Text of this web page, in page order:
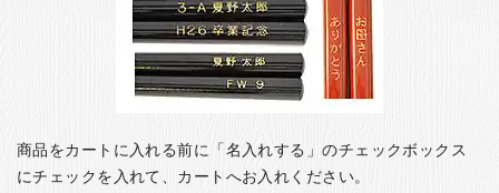
商品をカートに入れる前に「名入れする」のチェックボックス
にチェックを入れて、カートへお入れください。